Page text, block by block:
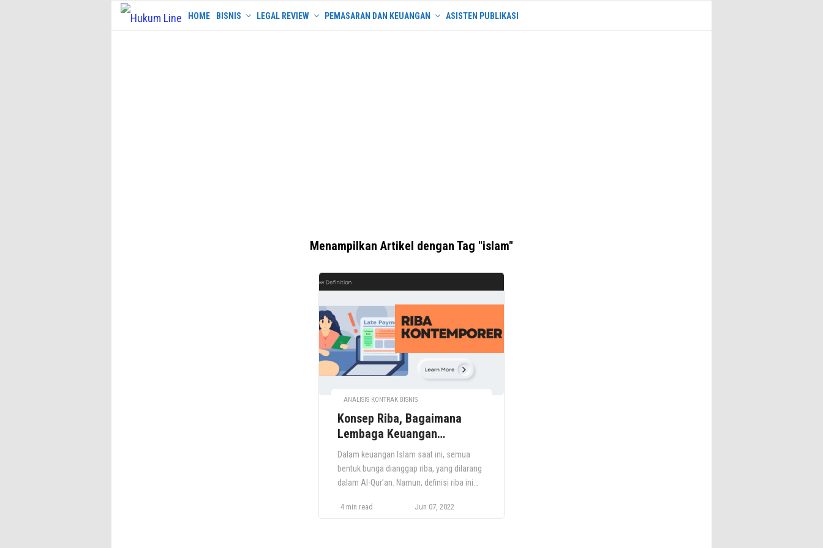
Skip
HOME BISNIS LEGAL REVIEW PEMASARAN DAN KEUANGAN ASISTEN PUBLIKASI
Menampilkan Artikel dengan Tag "islam"
ANALISIS KONTRAK BISNIS
Konsep Riba, Bagaimana
Lembaga Keuangan
Mengaplikasikannya?
Dalam keuangan Islam saat ini, semua
bentuk bunga dianggap riba, yang dilarang
dalam Al-Qur’an. Namun, definisi riba ini
transaksi bisnis sehari-hari. Lembaga
4 min read Jun 07, 2022